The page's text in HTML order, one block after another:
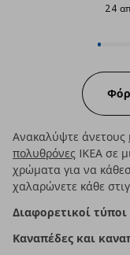
24
Ανακαλύψτε άνετους
πολυθρόνες IKEA σε
χρώματα για να
χαλαρώνετε κάθε
Διαφορετικοί
Καναπέδες και